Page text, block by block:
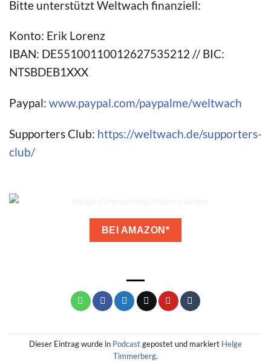
Bitte unterstützt Weltwach finanziell:
Konto: Erik Lorenz
IBAN: DE55100110012627535212 // BIC:
NTSBDEB1XXX
Paypal: www.paypal.com/paypalme/weltwach
Supporters Club: https://weltwach.de/supporters-
club/
BEI AMAZON*
Dieser Eintrag wurde in Podcastgepostet und markiert Helge
Timmerberg.